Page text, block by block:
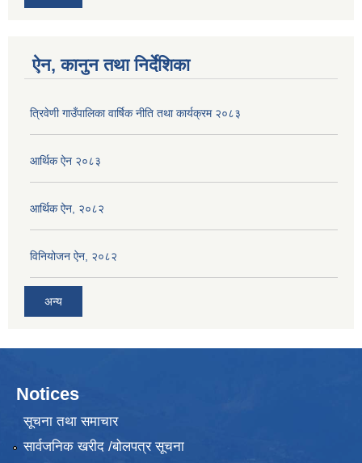
ऐन, कानुन तथा निर्देशिका
त्रिवेणी गाउँपालिका वार्षिक नीति तथा कार्यक्रम २०८३
आर्थिक ऐन २०८३
आर्थिक ऐन, २०८२
विनियोजन ऐन, २०८२
अन्य
Notices
सूचना तथा समाचार
सार्वजनिक खरीद /बोलपत्र सूचना